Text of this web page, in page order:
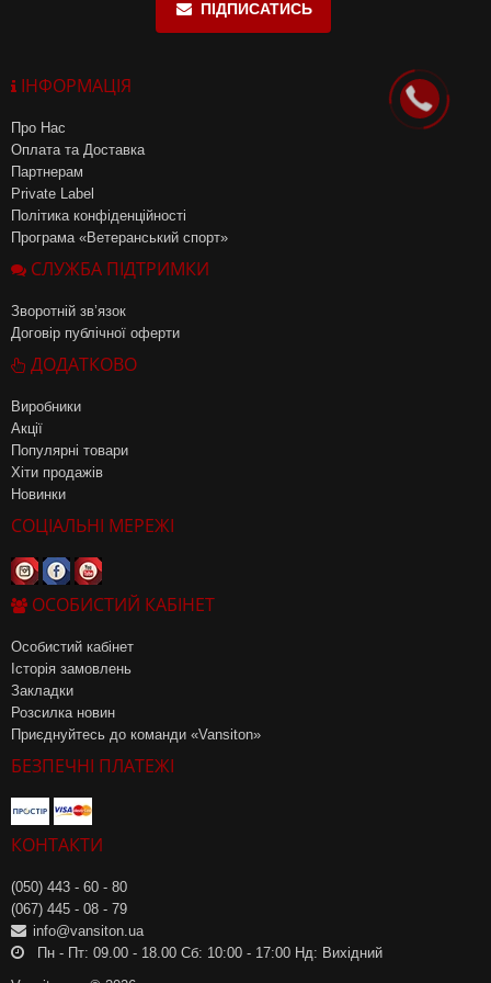
ПІДПИСАТИСЬ
ІНФОРМАЦІЯ
Про Нас
Оплата та Доставка
Партнерам
Private Label
Політика конфіденційності
Програма «Ветеранський спорт»
СЛУЖБА ПІДТРИМКИ
Зворотній зв’язок
Договір публічної оферти
ДОДАТКОВО
Виробники
Акції
Популярні товари
Хіти продажів
Новинки
СОЦІАЛЬНІ МЕРЕЖІ
ОСОБИСТИЙ КАБІНЕТ
Особистий кабінет
Історія замовлень
Закладки
Розсилка новин
Приєднуйтесь до команди «Vansiton»
БЕЗПЕЧНІ ПЛАТЕЖІ
КОНТАКТИ
(050) 443 - 60 - 80
(067) 445 - 08 - 79
info@vansiton.ua
Пн - Пт: 09.00 - 18.00 Сб: 10:00 - 17:00 Нд: Вихідний